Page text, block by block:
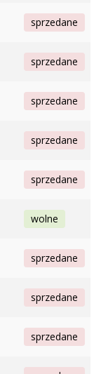
sprzedane
sprzedane
sprzedane
sprzedane
sprzedane
wolne
sprzedane
sprzedane
sprzedane